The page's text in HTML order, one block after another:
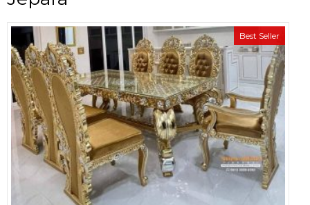
Best Seller